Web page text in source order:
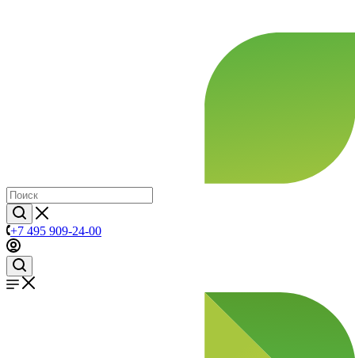
+7 495 909-24-00